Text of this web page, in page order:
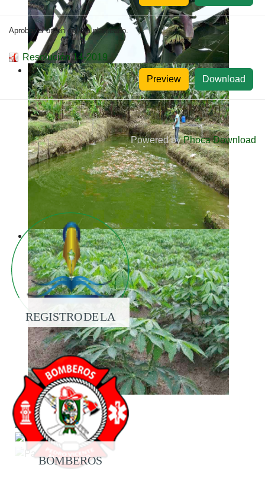
Aprobar el orden del día planteado.
Resolución 14-2019
Download
Preview
Powered byPhoca Download
REGISTRO DE LA
PROPIEDAD
BOMBEROS